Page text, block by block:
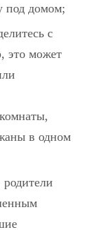
под домом;
с
это может
в одном